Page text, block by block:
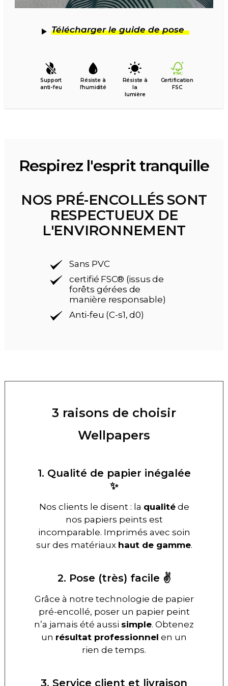
Télécharger le guide de pose
Support
anti-feu
Résiste à
l’humidité
Résiste à
la
lumière
Certification
FSC
Respirez l'esprit tranquille
NOS PRÉ-ENCOLLÉS SONT
RESPECTUEUX DE
L'ENVIRONNEMENT
Sans PVC
certifié FSC® (issus de
forêts gérées de
manière responsable)
Anti-feu (C-s1, d0)
3 raisons de choisir
Wellpapers
1. Qualité de papier inégalée
✨
Nos clients le disent : la qualitéde
nos papiers peints est
incomparable. Imprimés avec soin
sur des matériaux haut de gamme.
2. Pose (très) facile ✌️
Grâce à notre technologie de papier
pré-encollé, poser un papier peint
n’a jamais été aussi simple. Obtenez
un résultat professionnel en un
rien de temps.
3. Service client et livraison